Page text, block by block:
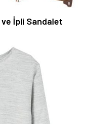
İpli Sandalet